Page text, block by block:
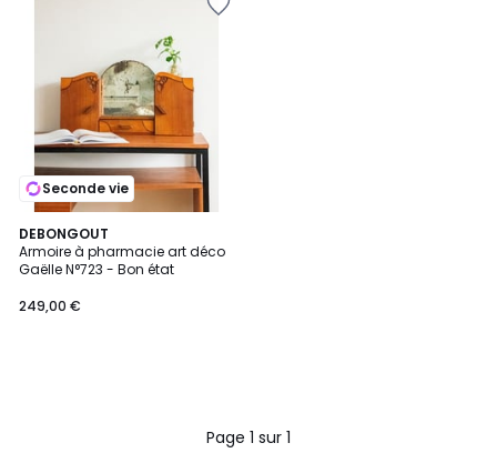
Seconde vie
DEBONGOUT
Armoire à pharmacie art déco
Gaëlle N°723 - Bon état
249,00 €
Page 1 sur 1